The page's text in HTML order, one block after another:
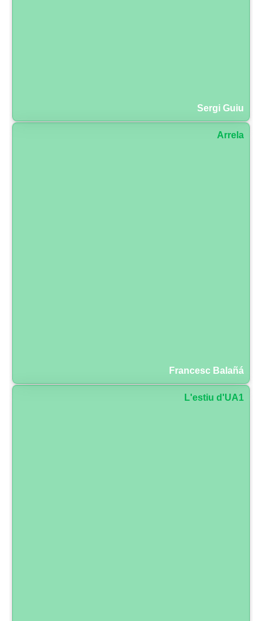
Sergi Guiu
Arrela
Francesc Balañá
L'estiu d'UA1